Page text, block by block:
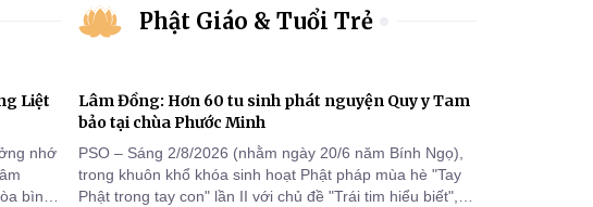
Liệt
nhớ
bình,
Phật Giáo & Tuổi Trẻ
Lâm Đồng: Hơn 60 tu sinh phát nguyện Quy y Tam
bảo tại chùa Phước Minh
PSO – Sáng 2/8/2026 (nhằm ngày 20/6 năm Bính Ngọ),
trong khuôn khổ khóa sinh hoạt Phật pháp mùa hè "Tay
Phật trong tay con" lần II với chủ đề "Trái tim hiểu biết",